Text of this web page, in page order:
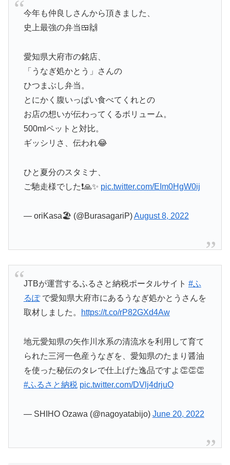
今年も仲良しさんから頂きました、
史上最強の弁当🍱🙌
愛知県大府市の銘店、
「うなぎ処かとう」さんの
ひつまぶし弁当。
とにかく腹いっぱい食べてくれとの
お店の想いが伝わってくるボリューム。
500mlペットと対比。
ギッシリさ、伝われ😂
ひと夏分のスタミナ、
ご馳走様でした❗️🙏✨ pic.twitter.com/EIm0HgW0ij
— oriKasa🏖 (@BurasagariP)August 8, 2022
JTBが運営するふるさと納税ポータルサイト #ふ
るぽで愛知県大府市にあるうなぎ処かとうさんを
取材しました。
https://t.co/rP82GXd4Aw
地元愛知県の矢作川水系の清流水を利用して育て
られた三河一色産うなぎを、愛知県のたまり醤油
を使った秘伝のタレで仕上げた逸品ですよ👏👏👏
#ふるさと納税 pic.twitter.com/DVlj4drjuO
— SHIHO Ozawa (@nagoyatabijo) June 20, 2022